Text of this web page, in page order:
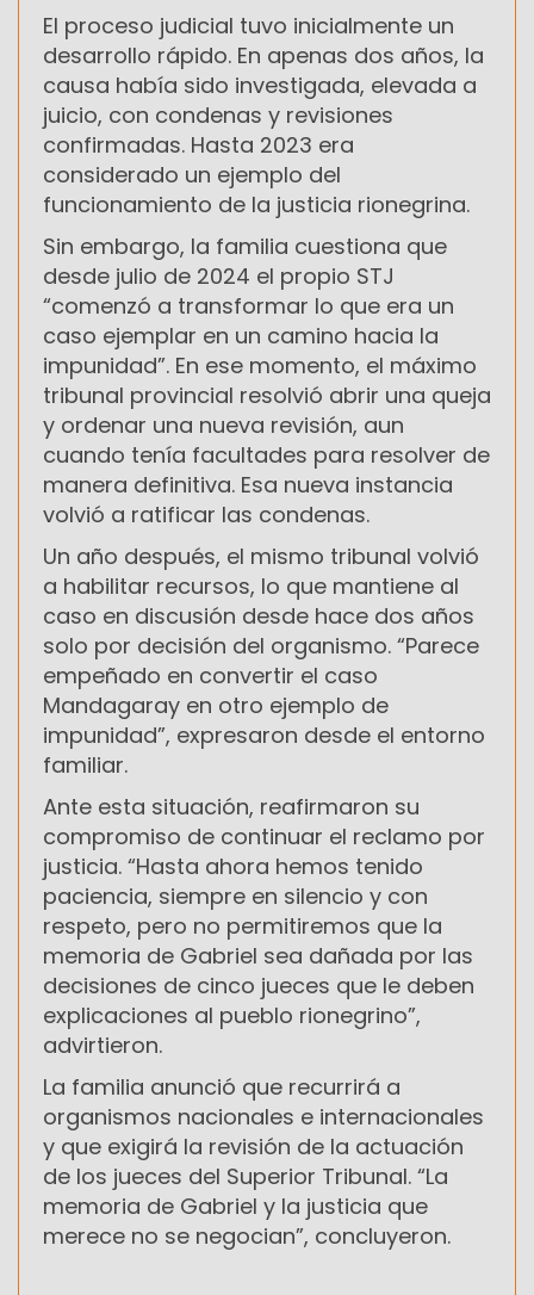
El proceso judicial tuvo inicialmente un
desarrollo rápido. En apenas dos años, la
causa había sido investigada, elevada a
juicio, con condenas y revisiones
confirmadas. Hasta 2023 era
considerado un ejemplo del
funcionamiento de la justicia rionegrina.
Sin embargo, la familia cuestiona que
desde julio de 2024 el propio STJ
“comenzó a transformar lo que era un
caso ejemplar en un camino hacia la
impunidad”. En ese momento, el máximo
tribunal provincial resolvió abrir una queja
y ordenar una nueva revisión, aun
cuando tenía facultades para resolver de
manera definitiva. Esa nueva instancia
volvió a ratificar las condenas.
Un año después, el mismo tribunal volvió
a habilitar recursos, lo que mantiene al
caso en discusión desde hace dos años
solo por decisión del organismo. “Parece
empeñado en convertir el caso
Mandagaray en otro ejemplo de
impunidad”, expresaron desde el entorno
familiar.
Ante esta situación, reafirmaron su
compromiso de continuar el reclamo por
justicia. “Hasta ahora hemos tenido
paciencia, siempre en silencio y con
respeto, pero no permitiremos que la
memoria de Gabriel sea dañada por las
decisiones de cinco jueces que le deben
explicaciones al pueblo rionegrino”,
advirtieron.
La familia anunció que recurrirá a
organismos nacionales e internacionales
y que exigirá la revisión de la actuación
de los jueces del Superior Tribunal. “La
memoria de Gabriel y la justicia que
merece no se negocian”, concluyeron.